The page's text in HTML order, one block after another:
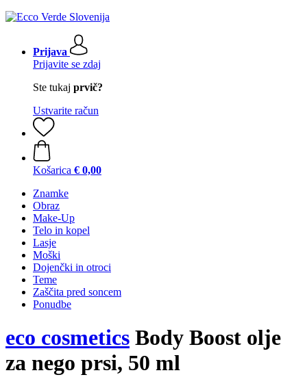
Prijava
Prijavite se zdaj
Ste tukaj prvič?
Ustvarite račun
Košarica € 0,00
Znamke
Obraz
Make-Up
Telo in kopel
Lasje
Moški
Dojenčki in otroci
Teme
Zaščita pred soncem
Ponudbe
eco cosmetics Body Boost olje
za nego prsi, 50 ml